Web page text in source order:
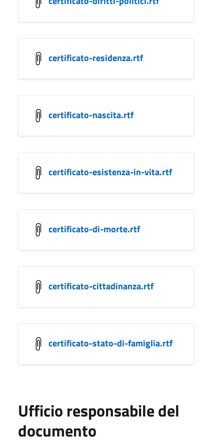
certificato-residenza.rtf
certificato-nascita.rtf
certificato-esistenza-in-vita.rtf
certificato-di-morte.rtf
certificato-cittadinanza.rtf
certificato-stato-di-famiglia.rtf
Ufficio responsabile del
documento